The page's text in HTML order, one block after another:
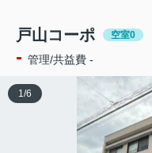
戸山コーポ 空室0
- 管理/共益費 -
1 /6